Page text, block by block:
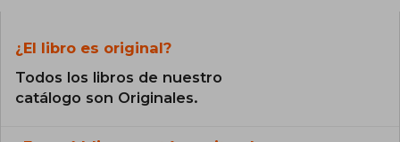
¿El libro es original?
Todos los libros de nuestro
catálogo son Originales.